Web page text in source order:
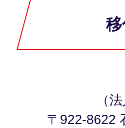
（
〒922-8622